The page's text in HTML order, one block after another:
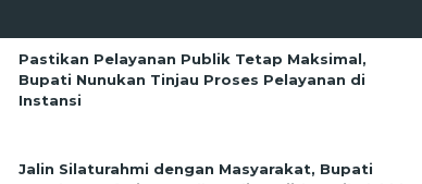
Pastikan Pelayanan Publik Tetap Maksimal,
Bupati Nunukan Tinjau Proses Pelayanan di
Instansi
Jalin Silaturahmi dengan Masyarakat, Bupati